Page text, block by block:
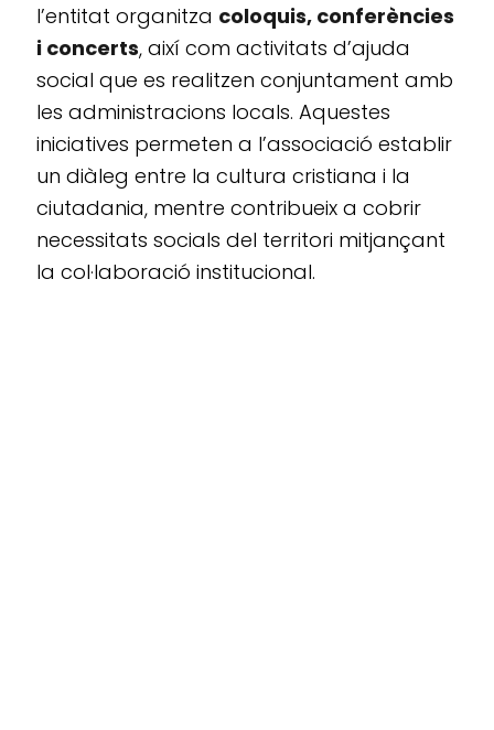
l’entitat organitza coloquis, conferències
i concerts, així com activitats d’ajuda
social que es realitzen conjuntament amb
les administracions locals. Aquestes
iniciatives permeten a l’associació establir
un diàleg entre la cultura cristiana i la
ciutadania, mentre contribueix a cobrir
necessitats socials del territori mitjançant
la col·laboració institucional.